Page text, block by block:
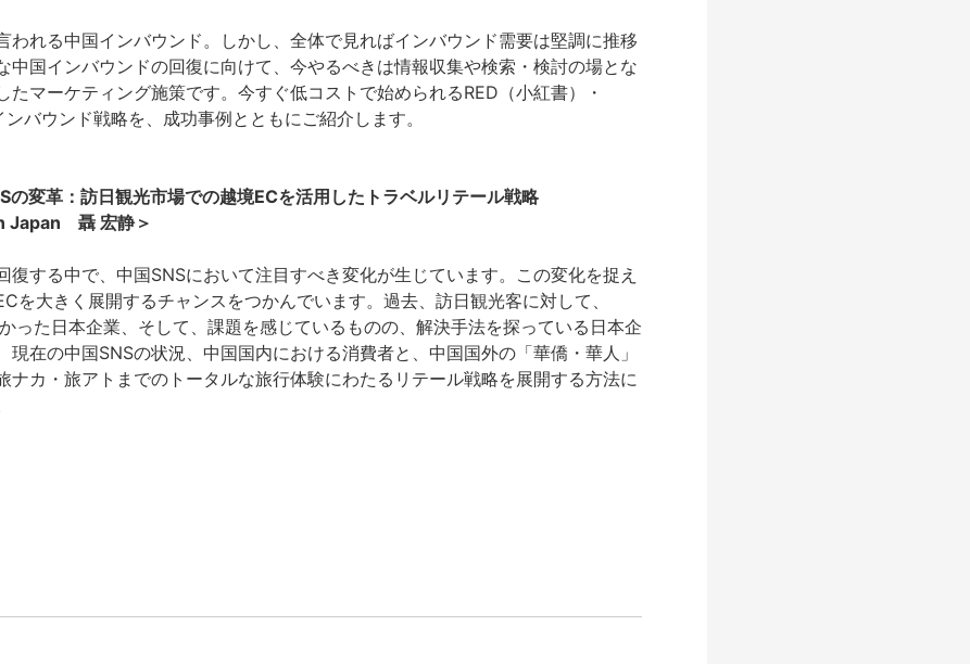
われる中国インバウンド。しかし、全体で見ればインバウンド需要は堅調に推移
中国インバウンドの回復に向けて、今やるべきは情報収集や検索・検討の場とな
たマーケティング施策です。今すぐ低コストで始められるRED（小紅書）・
バウンド戦略を、成功事例とともにご紹介します。
の変革：訪日観光市場での越境ECを活用したトラベルリテール戦略
Japan 聶 宏静＞
復する中で、中国SNSにおいて注目すべき変化が生じています。この変化を捉え
を大きく展開するチャンスをつかんでいます。過去、訪日観光客に対して、
った日本企業、そして、課題を感じているものの、解決手法を探っている日本企
現在の中国SNSの状況、中国国内における消費者と、中国国外の「華僑・華人」
ナカ・旅アトまでのトータルな旅行体験にわたるリテール戦略を展開する方法に